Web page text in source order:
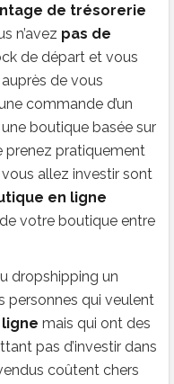
de trésorerie
n’avez pas de
de départ et vous
de vous
commande d’un
boutique basée sur
prenez pratiquement
allez investir sont
en ligne
votre boutique entre
dropshipping un
personnes qui veulent
mais qui ont des
pas d’investir dans
coûtent chers